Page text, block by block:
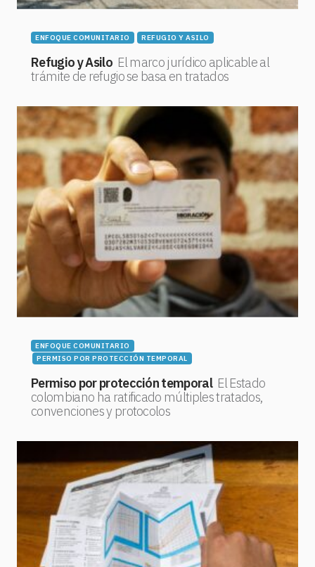
ENFOQUE COMUNITARIO REFUGIO Y ASILO
Refugio y Asilo El marco jurídico aplicable al
trámite de refugio se basa en tratados
ENFOQUE COMUNITARIO
PERMISO POR PROTECCIÓN TEMPORAL
Permiso por protección temporal El Estado
colombiano ha ratificado múltiples tratados,
convenciones y protocolos